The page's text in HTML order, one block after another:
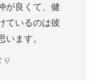
が良くて、健
ているのは彼
ます。
り